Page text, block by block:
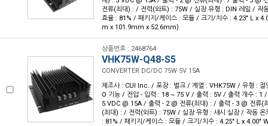
전류(최대) : / 전력(와트) : 75W / 실장 유형 : DIN 레일 / 작
효율 : 81% / 패키지/케이스 : 모듈 / 크기/치수 : 4.23" L x
m x 101.9mm x 52.6mm)
상품번호 : 2468764
VHK75W-Q48-S5
CONVERTER DC/DC 75W 5V 15A
제조사 : CUI Inc. / 포장 : 벌크 / 계열 : VHK75W / 유형 : 절
O 기능 / 전압 - 입력 : 18 ~ 75 V / 출력 : 5V / 출력 개수 : 1
5 VDC @ 15A / 출력 - 2 @ 전류(최대) : / 출력 - 3 @ 전류(
(최대) : / 전력(와트) : 75W / 실장 유형 : 섀시 실장 / 작동 온
: 81% / 패키지/케이스 : 모듈 / 크기/치수 : 4.25" L x 4.00"